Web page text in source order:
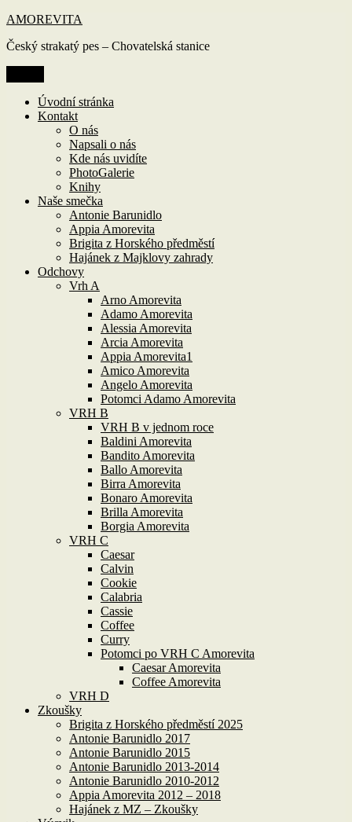
Přejít
obsahu
AMOREVITA
Český strakatý pes – Chovatelská stanice
Úvodní stránka
Kontakt
O nás
Napsali o nás
Kde nás uvidíte
PhotoGalerie
Knihy
Naše smečka
Antonie Barunidlo
Appia Amorevita
Brigita z Horského předměstí
Hajánek z Majklovy zahrady
Odchovy
Vrh A
Arno Amorevita
Adamo Amorevita
Alessia Amorevita
Arcia Amorevita
Appia Amorevita1
Amico Amorevita
Angelo Amorevita
Potomci Adamo Amorevita
VRH B
VRH B v jednom roce
Baldini Amorevita
Bandito Amorevita
Ballo Amorevita
Birra Amorevita
Bonaro Amorevita
Brilla Amorevita
Borgia Amorevita
VRH C
Caesar
Calvin
Cookie
Calabria
Cassie
Coffee
Curry
Potomci po VRH C Amorevita
Caesar Amorevita
Coffee Amorevita
VRH D
Zkoušky
Brigita z Horského předměstí 2025
Antonie Barunidlo 2017
Antonie Barunidlo 2015
Antonie Barunidlo 2013-2014
Antonie Barunidlo 2010-2012
Appia Amorevita 2012 – 2018
Hajánek z MZ – Zkoušky